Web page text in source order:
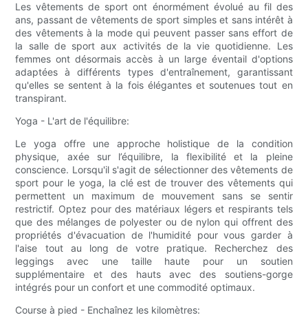
Les vêtements de sport ont énormément évolué au fil des
ans, passant de vêtements de sport simples et sans intérêt à
des vêtements à la mode qui peuvent passer sans effort de
la salle de sport aux activités de la vie quotidienne. Les
femmes ont désormais accès à un large éventail d'options
adaptées à différents types d'entraînement, garantissant
qu'elles se sentent à la fois élégantes et soutenues tout en
transpirant.
Yoga - L'art de l'équilibre:
Le yoga offre une approche holistique de la condition
physique, axée sur l’équilibre, la flexibilité et la pleine
conscience. Lorsqu'il s'agit de sélectionner des vêtements de
sport pour le yoga, la clé est de trouver des vêtements qui
permettent un maximum de mouvement sans se sentir
restrictif. Optez pour des matériaux légers et respirants tels
que des mélanges de polyester ou de nylon qui offrent des
propriétés d'évacuation de l'humidité pour vous garder à
l'aise tout au long de votre pratique. Recherchez des
leggings avec une taille haute pour un soutien
supplémentaire et des hauts avec des soutiens-gorge
intégrés pour un confort et une commodité optimaux.
Course à pied - Enchaînez les kilomètres: